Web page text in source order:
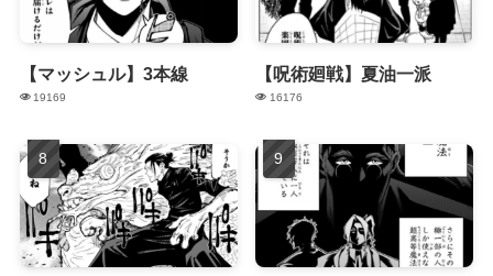
【マッシュル】3本線
19169
【呪術廻戦】夏油一派
16176